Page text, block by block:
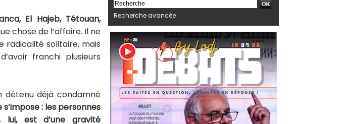
El Hajeb, Tétouan,
chose de l’affaire. Il ne
radicalité solitaire, mais
franchi plusieurs
détenu déjà condamné
: les personnes
lui, est d’une gravité
Recherche avancée